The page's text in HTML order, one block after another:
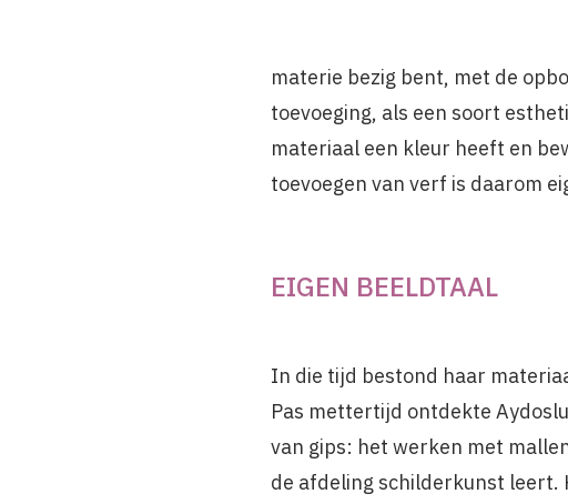
materie bezig bent, met de
toevoeging, als een soort
materiaal een kleur heeft en
toevoegen van verf is daarom
EIGEN BEELDTAAL
In die tijd bestond haar
Pas mettertijd ontdekte
van gips: het werken met
de afdeling schilderkunst leert.